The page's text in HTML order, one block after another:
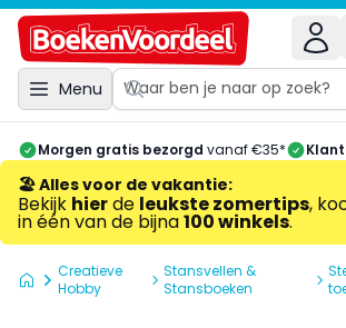
Menu
Morgen gratis bezorgd vanaf €35*
🏖️ Alles voor de vakantie:
Bekijk hierde leukste zomertips,
in één van de bijna100 winkels.
Creatieve
Hobby
Stansvellen &
Stansboeken